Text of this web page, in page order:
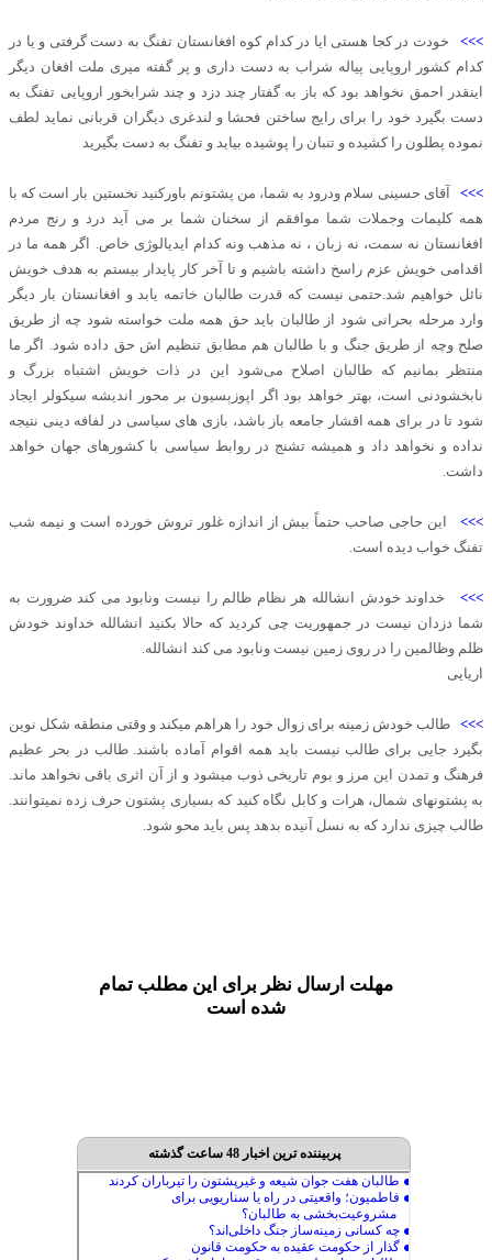
>>> خودت در کجا هستی ایا در کدام کوه افغانستان تفنگ به دست گرفتی و یا در
کدام کشور اروپایی پیاله شراب به دست داری و پر گفته میری ملت افغان دیگر
اینقدر احمق نخواهد بود که باز به گفتار چند دزد و چند شرابخور اروپایی تفنگ به
دست بگیرد خود را برای رایج ساختن فحشا و لندغری دیگران قربانی نماید لطف
نموده پطلون را کشیده و تنبان را پوشیده بیاید و تفنگ به دست بگیرید
>>> آقای حسینی سلام ودرود به شما، من پشتونم باورکنید نخستین بار است که با
همه کلیمات وجملات شما موافقم از سخنان شما بر می آید درد و رنج مردم
افغانستان نه سمت‌، نه زبان ، نه مذهب ونه کدام ایدیالوژی خاص. اگر همه ما در
اقدامی خویش عزم راسخ داشته باشیم و تا آخر کار پایدار بیستم به هدف خویش
نائل خواهیم شد.حتمی نیست که قدرت طالبان خاتمه یابد و افغانستان بار دیگر
وارد مرحله بحرانی شود از طالبان باید حق همه ملت خواسته شود چه از طریق
صلح وچه از طریق جنگ و با طالبان هم مطابق تنظیم اش حق داده شود. اگر ما
منتظر بمانیم که طالبان اصلاح می‌شود این در ذات خویش اشتباه بزرگ و
نابخشودنی است، بهتر خواهد بود اگر اپوزېسيون بر محور اندیشه سیکولر ایجاد
شود تا در برای همه اقشار جامعه باز باشد، بازی های سیاسی در لفافه دینی نتیجه
نداده و نخواهد داد و همیشه تشنج در روابط سیاسی با کشورهای جهان خواهد
داشت.
>>> این حاجی صاحب حتماً بیش از اندازه غلور تروش خورده است و نیمه شب
تفنگ‌ خواب دیده است.
>>> خداوند خودش انشالله هر نظام ظالم را نیست ونابود می کند ضرورت به
شما دزدان نیست در جمهوریت چی کردید که حالا بکنید انشالله خداوند خودش
ظلم وظالمین را در روی زمین نیست ونابود می کند انشالله.
اریایی
>>>طالب خودش زمینه برای زوال خود را هراهم میکند و وقتی منطقه شکل نوین
بگیرد جایی برای طالب نیست باید همه اقوام آماده باشند. طالب در بحر عظیم
فرهنگ و تمدن این مرز و بوم تاریخی ذوب میشود و از آن اثری باقی نخواهد ماند.
به پشتونهای شمال، هرات و کابل نگاه کنید که بسیاری پشتون حرف زده نمیتوانند.
طالب چیزی ندارد که به نسل آنیده بدهد پس باید محو شود.
مهلت ارسال نظر برای این مطلب تمام
شده است
پربیننده ترین اخبار 48 ساعت گذشته